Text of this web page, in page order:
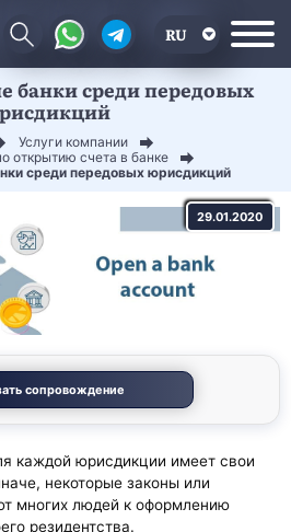
RU
EN
банки среди передовых
Услуги компании
открытию счета в банке
среди передовых юрисдикций
29.01.2020
сопровождение
каждой юрисдикции имеет свои
некоторые законы или
многих людей к оформлению
резидентства.